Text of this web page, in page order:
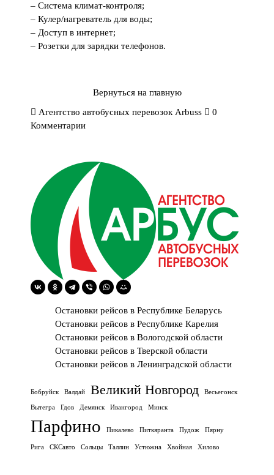
– Система климат-контроля;
– Кулер/нагреватель для воды;
– Доступ в интернет;
– Розетки для зарядки телефонов.
Вернуться на главную
Агентство автобусных перевозок Arbuss
0
Комментарии
Остановки рейсов в Республике Беларусь
Остановки рейсов в Республике Карелия
Остановки рейсов в Вологодской области
Остановки рейсов в Тверской области
Остановки рейсов в Ленинградской области
Бобруйск Валдай Великий Новгород Весьегонск
Вытегра Гдов Демянск Ивангород Минск
Парфино Пикалево Питкяранта Пудож Пярну
Рига СКСавто Сольцы Таллин Устюжна Хвойная Хилово